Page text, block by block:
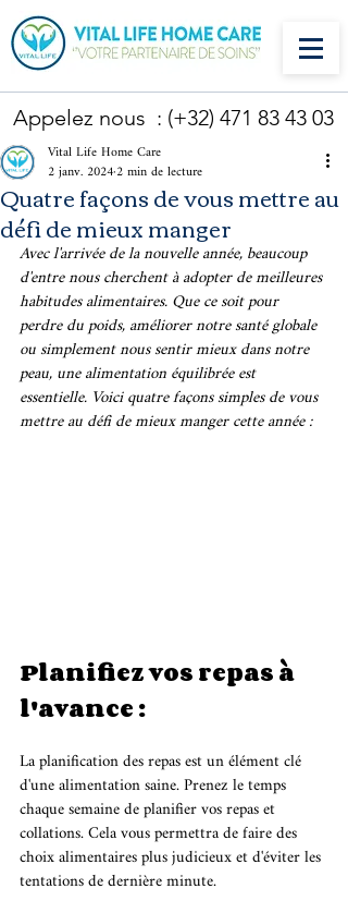
Appelez nous : (+32) 471 83 43 03
Quatre façons de vous mettre au
défi de mieux manger
Vital Life Home Care
2 janv. 20242 min de lecture
Avec l'arrivée de la nouvelle année, beaucoup
d'entre nous cherchent à adopter de meilleures
habitudes alimentaires. Que ce soit pour
perdre du poids, améliorer notre santé globale
ou simplement nous sentir mieux dans notre
peau, une alimentation équilibrée est
essentielle. Voici quatre façons simples de vous
mettre au défi de mieux manger cette année :
Planifiez vos repas à
l'avance :
La planification des repas est un élément clé
d'une alimentation saine. Prenez le temps
chaque semaine de planifier vos repas et
collations. Cela vous permettra de faire des
choix alimentaires plus judicieux et d'éviter les
tentations de dernière minute.